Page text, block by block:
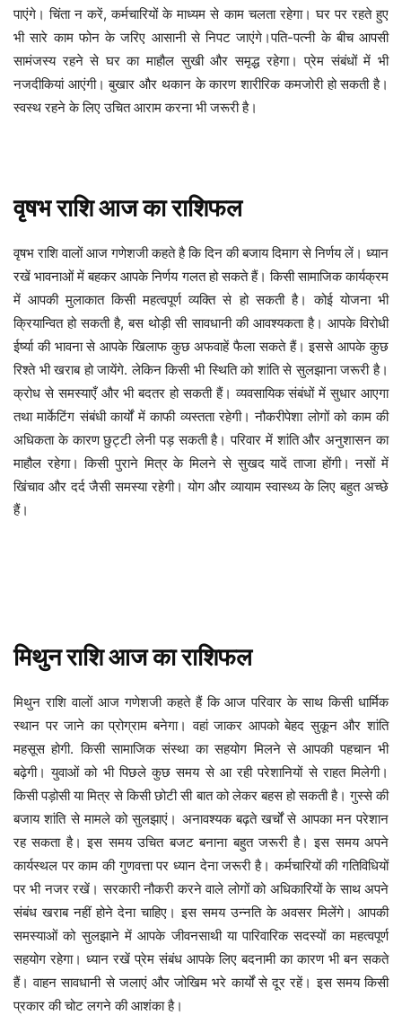
पाएंगे। चिंता न करें, कर्मचारियों के माध्यम से काम चलता रहेगा। घर पर रहते हुए
भी सारे काम फोन के जरिए आसानी से निपट जाएंगे।पति-पत्नी के बीच आपसी
सामंजस्य रहने से घर का माहौल सुखी और समृद्ध रहेगा। प्रेम संबंधों में भी
नजदीकियां आएंगी। बुखार और थकान के कारण शारीरिक कमजोरी हो सकती है।
स्वस्थ रहने के लिए उचित आराम करना भी जरूरी है।
वृषभ राशि आज का राशिफल
वृषभ राशि वालों आज गणेशजी कहते है किदिन की बजाय दिमाग से निर्णय लें। ध्यान
रखें भावनाओं में बहकर आपके निर्णय गलत हो सकते हैं। किसी सामाजिक कार्यक्रम
में आपकी मुलाकात किसी महत्वपूर्ण व्यक्ति से हो सकती है। कोई योजना भी
क्रियान्वित हो सकती है, बस थोड़ी सी सावधानी की आवश्यकता है। आपके विरोधी
ईर्ष्या की भावना से आपके खिलाफ कुछ अफवाहें फैला सकते हैं। इससे आपके कुछ
रिश्ते भी खराब हो जायेंगे. लेकिन किसी भी स्थिति को शांति से सुलझाना जरूरी है।
क्रोध से समस्याएँ और भी बदतर हो सकती हैं। व्यवसायिक संबंधों में सुधार आएगा
तथा मार्केटिंग संबंधी कार्यों में काफी व्यस्तता रहेगी। नौकरीपेशा लोगों को काम की
अधिकता के कारण छुट्टी लेनी पड़ सकती है। परिवार में शांति और अनुशासन का
माहौल रहेगा। किसी पुराने मित्र के मिलने से सुखद यादें ताजा होंगी। नसों में
खिंचाव और दर्द जैसी समस्या रहेगी। योग और व्यायाम स्वास्थ्य के लिए बहुत अच्छे
हैं।
मिथुन राशि आज का राशिफल
मिथुन राशि वालों आज गणेशजी कहते हैं किआज परिवार के साथ किसी धार्मिक
स्थान पर जाने का प्रोग्राम बनेगा। वहां जाकर आपको बेहद सुकून और शांति
महसूस होगी. किसी सामाजिक संस्था का सहयोग मिलने से आपकी पहचान भी
बढ़ेगी। युवाओं को भी पिछले कुछ समय से आ रही परेशानियों से राहत मिलेगी।
किसी पड़ोसी या मित्र से किसी छोटी सी बात को लेकर बहस हो सकती है। गुस्से की
बजाय शांति से मामले को सुलझाएं। अनावश्यक बढ़ते खर्चों से आपका मन परेशान
रह सकता है। इस समय उचित बजट बनाना बहुत जरूरी है। इस समय अपने
कार्यस्थल पर काम की गुणवत्ता पर ध्यान देना जरूरी है। कर्मचारियों की गतिविधियों
पर भी नजर रखें। सरकारी नौकरी करने वाले लोगों को अधिकारियों के साथ अपने
संबंध खराब नहीं होने देना चाहिए। इस समय उन्नति के अवसर मिलेंगे। आपकी
समस्याओं को सुलझाने में आपके जीवनसाथी या पारिवारिक सदस्यों का महत्वपूर्ण
सहयोग रहेगा। ध्यान रखें प्रेम संबंध आपके लिए बदनामी का कारण भी बन सकते
हैं। वाहन सावधानी से जलाएं और जोखिम भरे कार्यों से दूर रहें। इस समय किसी
प्रकार की चोट लगने की आशंका है।